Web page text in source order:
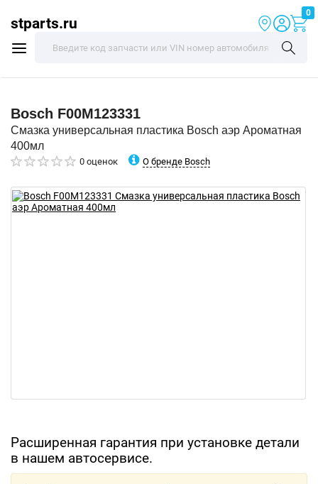
stparts.ru
0
Bosch F00M123331
Смазка универсальная пластика Bosch аэр Ароматная
400мл
0 оценок О бренде Bosch
Расширенная гарантия при установке детали
в нашем автосервисе.